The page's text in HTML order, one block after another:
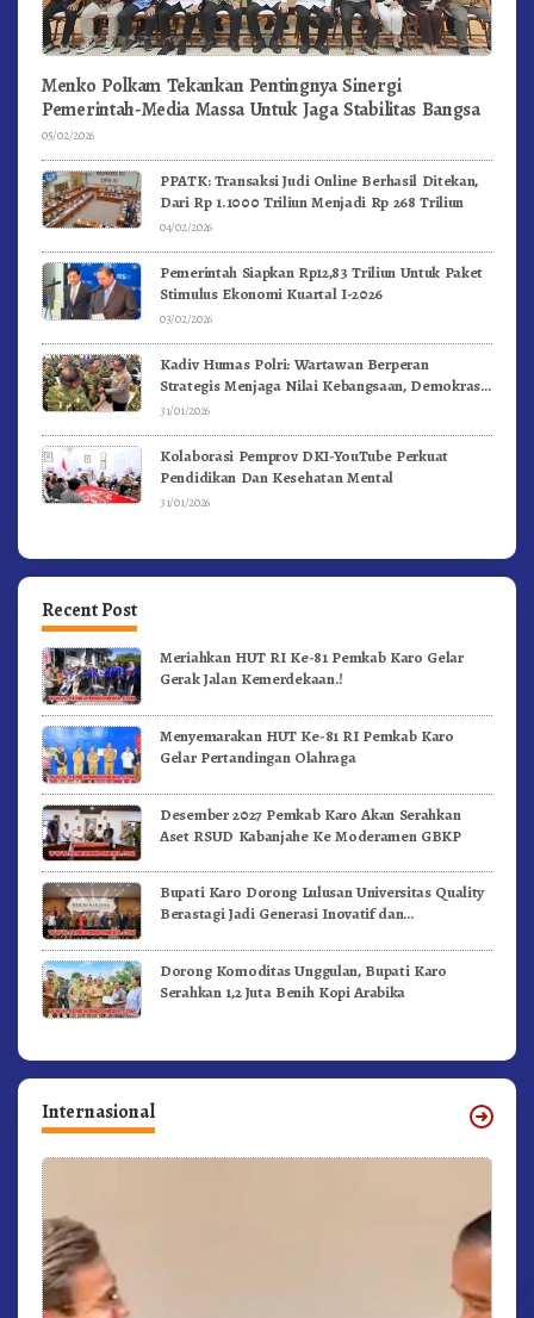
Menko Polkam Tekankan Pentingnya Sinergi
Pemerintah-Media Massa Untuk Jaga Stabilitas Bangsa
05/02/2026
PPATK: Transaksi Judi Online Berhasil Ditekan,
Dari Rp 1.1000 Triliun Menjadi Rp 268 Triliun
04/02/2026
Pemerintah Siapkan Rp12,83 Triliun Untuk Paket
Stimulus Ekonomi Kuartal I-2026
03/02/2026
Kadiv Humas Polri: Wartawan Berperan
Strategis Menjaga Nilai Kebangsaan, Demokrasi,
dan NKRI
31/01/2026
Kolaborasi Pemprov DKI-YouTube Perkuat
Pendidikan Dan Kesehatan Mental
31/01/2026
Recent Post
Meriahkan HUT RI Ke-81 Pemkab Karo Gelar
Gerak Jalan Kemerdekaan.!
Menyemarakan HUT Ke-81 RI Pemkab Karo
Gelar Pertandingan Olahraga
Desember 2027 Pemkab Karo Akan Serahkan
Aset RSUD Kabanjahe Ke Moderamen GBKP
Bupati Karo Dorong Lulusan Universitas Quality
Berastagi Jadi Generasi Inovatif dan
Dorong Komoditas Unggulan, Bupati Karo
Serahkan 1,2 Juta Benih Kopi Arabika
Internasional